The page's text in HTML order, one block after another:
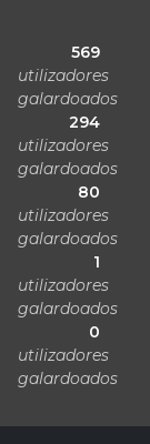
569
utilizadores
galardoados
294
utilizadores
galardoados
80
utilizadores
galardoados
1
utilizadores
galardoados
0
utilizadores
galardoados